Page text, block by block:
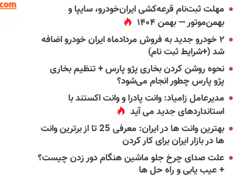
مهلت ثبت‌نام قرعه‌کشی ایران‌خودرو، سایپا و
بهمن‌موتور — بهمن ۱۴۰۴
۲ خودرو جدید به فروش مردادماه ایران خودرو اضافه
شد (+شرایط ثبت نام)
نحوه روشن کردن بخاری پژو پارس + تنظیم بخاری
پژو پارس چطور انجام می‌شود؟
مدیرعامل زامیاد: وانت پادرا و وانت اکستند با
استانداردهای جدید می آید
بهترین وانت ها در ایران: معرفی 25 تا از برترین وانت
ها در بازار ایران برای کار کردن
علت صدای چرخ جلو ماشین هنگام دور زدن چیست؟
+ عیب یابی و راه حل ها